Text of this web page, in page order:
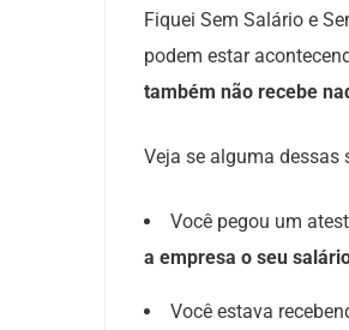
Fiquei Sem Salário e
podem estar
também não recebe
Veja se alguma
Você pegou um
a empresa o seu
Você estava